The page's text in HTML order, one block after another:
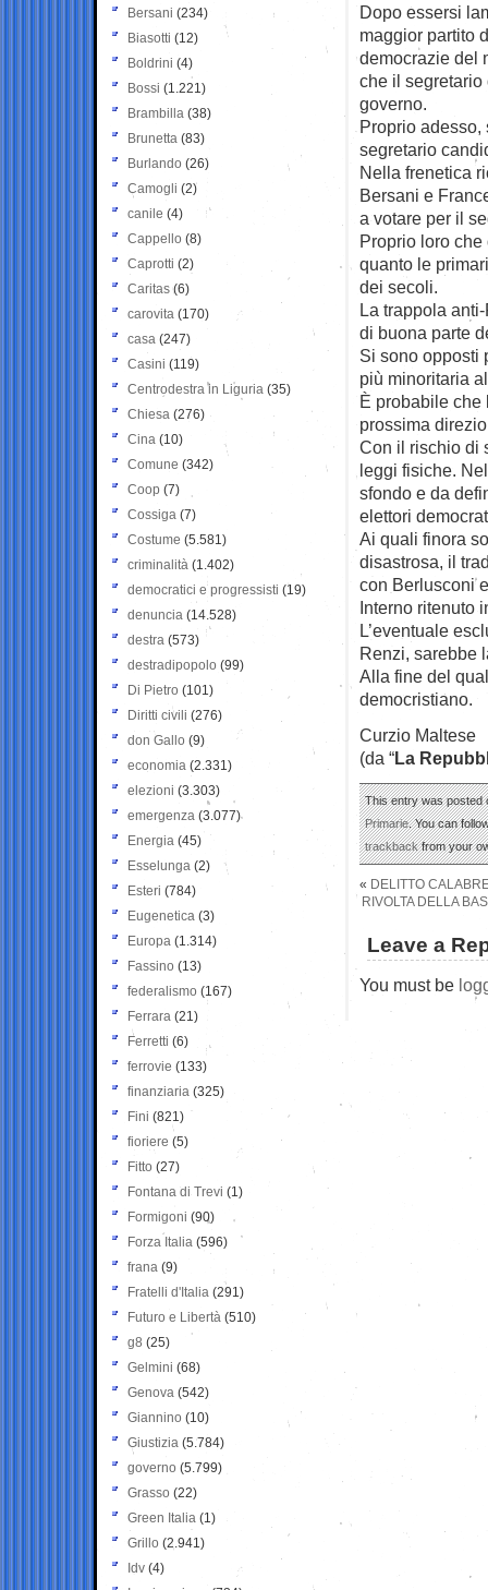
Dopo essersi
maggior partito
democrazie del
che il segretario
governo.
Proprio adesso,
segretario
Nella frenetica
Bersani e
a votare per il
Proprio loro
quanto le
dei secoli.
La trappola
di buona parte
Si sono opposti
più minoritaria
È probabile che
prossima
Con il rischio di
leggi fisiche.
sfondo e da
elettori
Ai quali finora
disastrosa, il
con Berlusconi
Interno ritenuto
L’eventuale
Renzi, sarebbe
Alla fine del
democristiano.
Curzio Maltese
(da “La
This entry was posted
Primarie. You can
trackbackfrom your
« DELITTO
RIVOLTA DELLA
Leave a
You must be
Bersani (234)
Biasotti (12)
Boldrini (4)
Bossi (1.221)
Brambilla (38)
Brunetta (83)
Burlando (26)
Camogli (2)
canile (4)
Cappello (8)
Caprotti (2)
Caritas (6)
carovita (170)
casa (247)
Casini (119)
Centrodestra in Liguria (35)
Chiesa (276)
Cina (10)
Comune (342)
Coop (7)
Cossiga (7)
Costume (5.581)
criminalità (1.402)
democratici e progressisti (19)
denuncia (14.528)
destra (573)
destradipopolo (99)
Di Pietro (101)
Diritti civili (276)
don Gallo (9)
economia (2.331)
elezioni (3.303)
emergenza (3.077)
Energia (45)
Esselunga (2)
Esteri (784)
Eugenetica (3)
Europa (1.314)
Fassino (13)
federalismo (167)
Ferrara (21)
Ferretti (6)
ferrovie (133)
finanziaria (325)
Fini (821)
fioriere (5)
Fitto (27)
Fontana di Trevi (1)
Formigoni (90)
Forza Italia (596)
frana (9)
Fratelli d'Italia (291)
Futuro e Libertà (510)
g8 (25)
Gelmini (68)
Genova (542)
Giannino (10)
Giustizia (5.784)
governo (5.799)
Grasso (22)
Green Italia (1)
Grillo (2.941)
Idv (4)